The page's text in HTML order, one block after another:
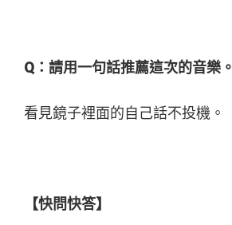
Q：請用一句話推薦這次的音樂。
看見鏡子裡面的自己話不投機。
【快問快答】